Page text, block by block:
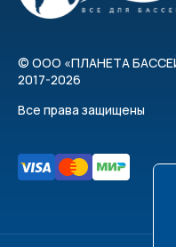
© ООО «ПЛАНЕТА
2017-2026
Все права защищены